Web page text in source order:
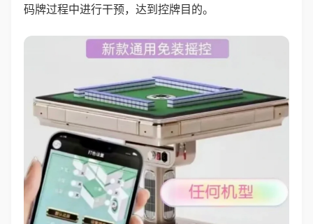
码牌过程中进行干预，达到控牌目的。